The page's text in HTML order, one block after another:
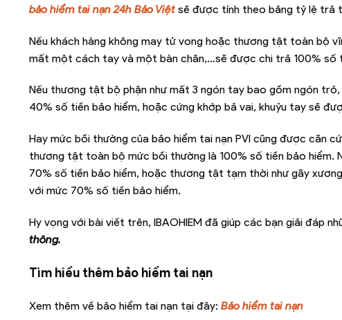
bảo hiểm tai nạn 24h Bảo Việtsẽ được tính theo bảng tỷ lệ trả
Nếu khách hàng không may tử vong hoặc thương tật toàn bộ
mất một cách tay và một bàn chân,…sẽ được chi trả 100% số
Nếu thương tật bộ phận như mất 3 ngón tay bao gồm ngón
40% số tiền bảo hiểm, hoặc cứng khớp bả vai, khuỷu tay sẽ
Hay mức bồi thường của bảo hiểm tai nạn PVI cũng được căn
thương tật toàn bộ mức bồi thường là 100% số tiền bảo hiểm.
70% số tiền bảo hiểm, hoặc thương tật tạm thời như gãy
với mức 70% số tiền bảo hiểm.
Hy vọng với bài viết trên, IBAOHIEM đã giúp các bạn giải đáp
thông.
Tìm hiểu thêm bảo hiểm tai nạn
Xem thêm về bảo hiểm tai nạn tại đây: Bảo hiểm tai nạn